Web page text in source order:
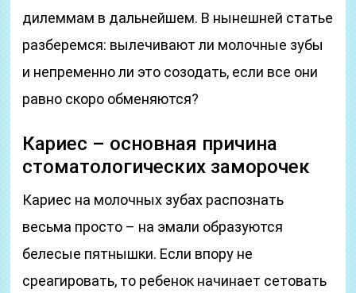
дилеммам в дальнейшем. В нынешней статье
разберемся: вылечивают ли молочные зубы
и непременно ли это созодать, если все они
равно скоро обменяются?
Кариес – основная причина
стоматологических заморочек
Кариес на молочных зубах распознать
весьма просто – на эмали образуются
белесые пятнышки. Если впору не
среагировать, то ребенок начинает сетовать